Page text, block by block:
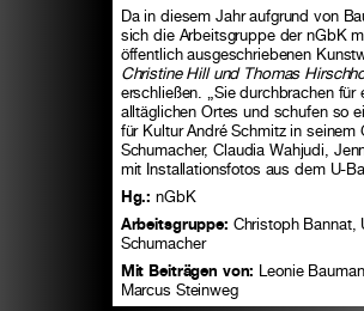
Da in diesem Jahr aufgrund von
sich die Arbeitsgruppe der nGbK
öffentlich ausgeschriebenen
Christine Hill und Thomas
erschließen. „Sie durchbrachen
alltäglichen Ortes und schufen so
für Kultur André Schmitz in
Schumacher, Claudia Wahjudi,
mit Installationsfotos aus dem U-
Hg.: nGbK
Arbeitsgruppe: Christoph Bannat,
Schumacher
Mit Beiträgen von: Leonie
Marcus Steinweg